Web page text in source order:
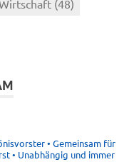
(48)
• Gemeinsam für
• Unabhängig und immer